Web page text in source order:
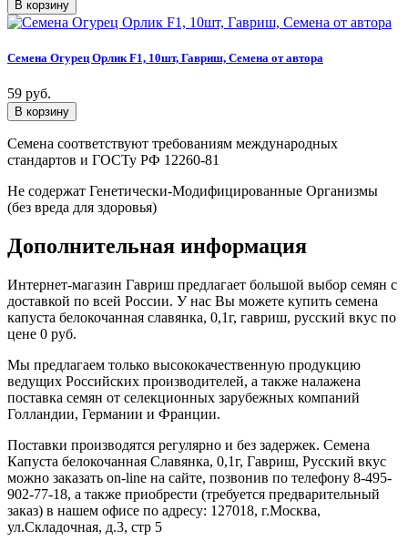
Семена Огурец Орлик F1, 10шт, Гавриш, Семена от автора
59 руб.
Семена соответствуют требованиям международных
стандартов и ГОСТу РФ 12260-81
Не содержат Генетически-Модифицированные Организмы
(без вреда для здоровья)
Дополнительная информация
Интернет-магазин Гавриш предлагает большой выбор семян с
доставкой по всей России. У нас Вы можете купить семена
капуста белокочанная славянка, 0,1г, гавриш, русский вкус по
цене 0 руб.
Мы предлагаем только высококачественную продукцию
ведущих Российских производителей, а также налажена
поставка семян от селекционных зарубежных компаний
Голландии, Германии и Франции.
Поставки производятся регулярно и без задержек. Семена
Капуста белокочанная Славянка, 0,1г, Гавриш, Русский вкус
можно заказать on-line на сайте, позвонив по телефону 8-495-
902-77-18, а также приобрести (требуется предварительный
заказ) в нашем офисе по адресу: 127018, г.Москва,
ул.Складочная, д.3, стр 5